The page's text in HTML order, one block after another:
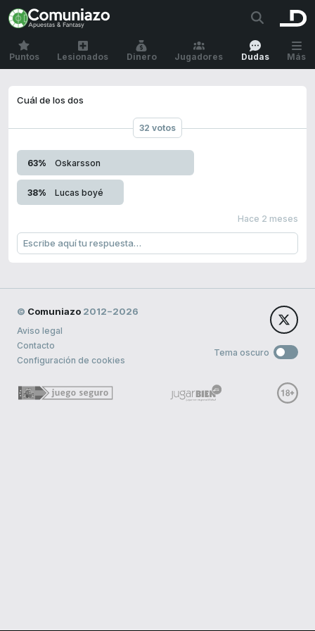
Puntos Lesionados Dinero Jugadores Dudas Más
Cuál de los dos
32 votos
63% Oskarsson
38% Lucas boyé
Hace 2 meses
© Comuniazo 2012−2026
Aviso legal
Contacto
Configuración de cookies
Tema oscuro